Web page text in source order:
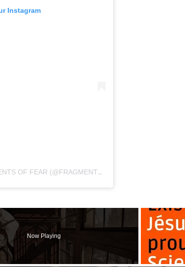
Instagram
UNE PUBLICATION PARTAGÉE PAR FRAGMENTS OF FEAR (@FRAGMENTSPOD)
Now Playing